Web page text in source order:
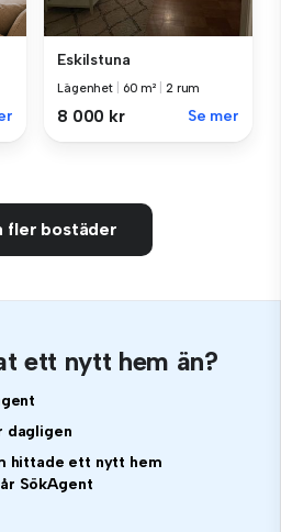
Eskilstuna
Lägenhet 60 m² 2 rum
8 000 kr Se mer
fler bostäder
ett nytt hem än?
dagligen
hittade ett nytt hem
SökAgent